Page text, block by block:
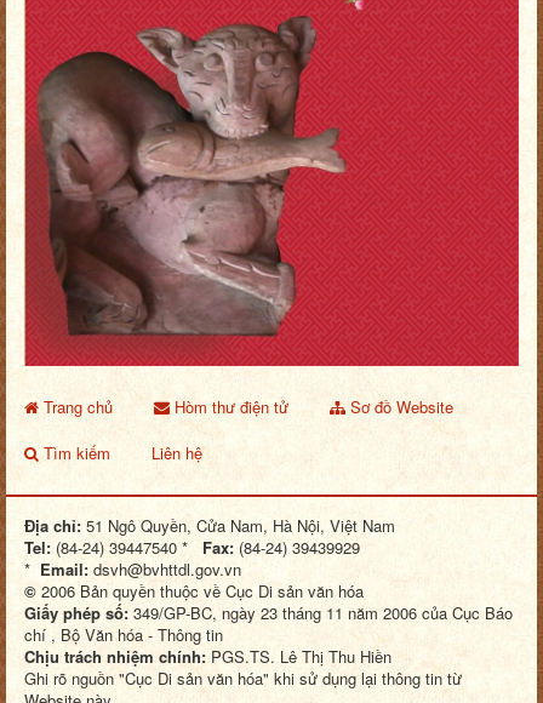
Trang chủ Hòm thư điện tử
Sơ đồ Website
Tìm kiếm
Liên hệ
Địa chỉ: 51 Ngô Quyền, Cửa Nam, Hà Nội, Việt Nam
Tel: (84-24) 39447540 * Fax: (84-24) 39439929
* Email: dsvh@bvhttdl.gov.vn
© 2006 Bản quyền thuộc về Cục Di sản văn hóa
Giấy phép số:349/GP-BC, ngày 23 tháng 11 năm 2006 của Cục Báo
chí , Bộ Văn hóa - Thông tin
Chịu trách nhiệm chính: PGS.TS. Lê Thị Thu Hiền
Ghi rõ nguồn "Cục Di sản văn hóa" khi sử dụng lại thông tin từ